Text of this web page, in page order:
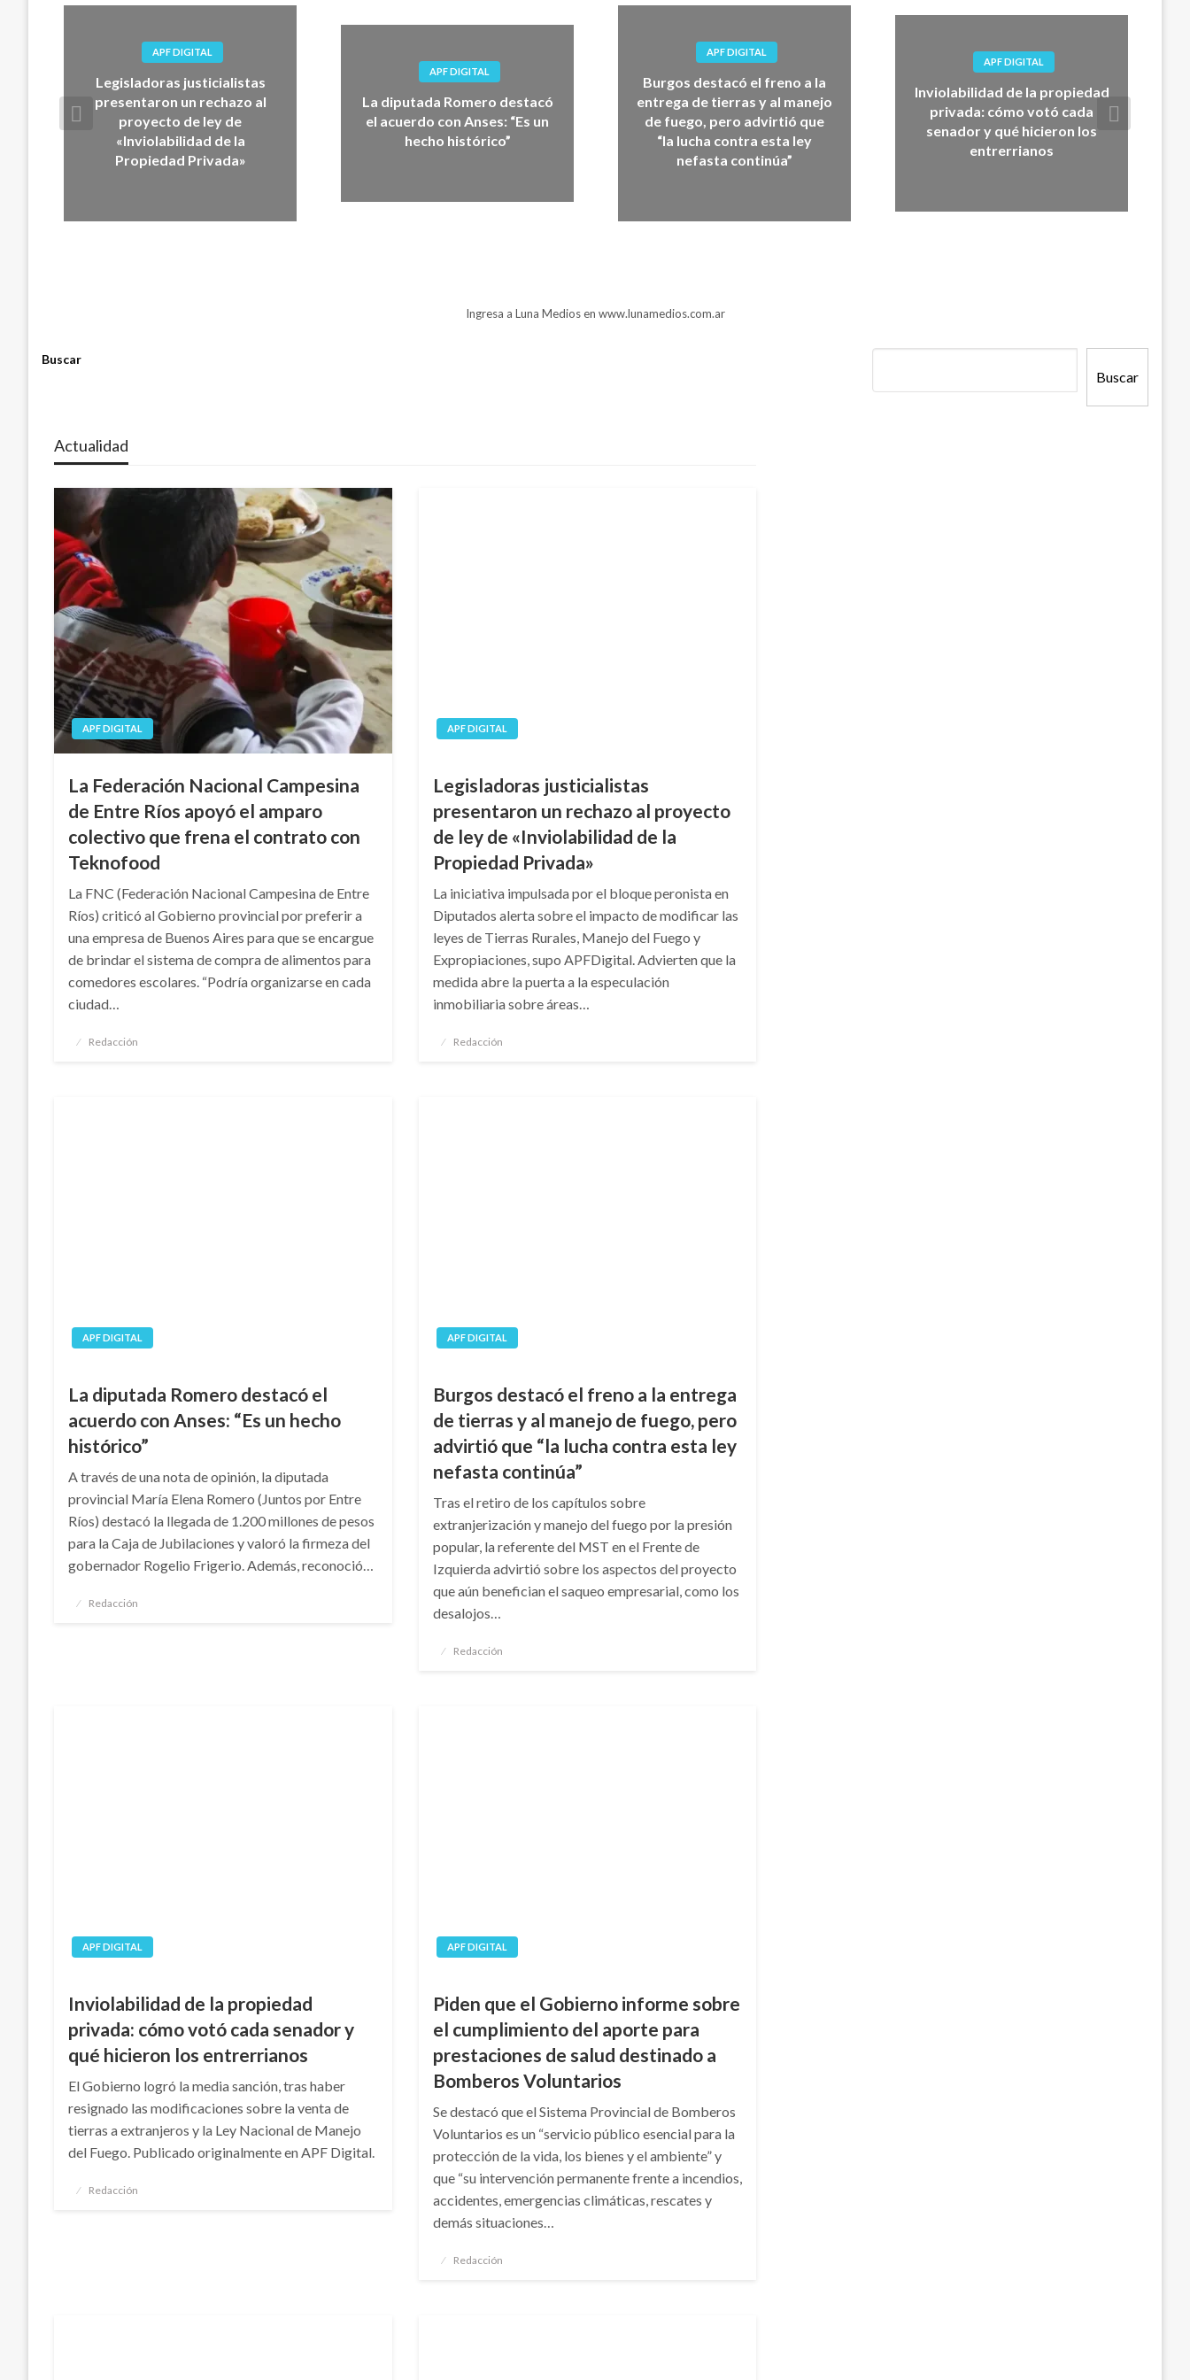
APF DIGITAL
Legisladoras justicialistas
presentaron un rechazo al
proyecto de ley de
«Inviolabilidad de la
Propiedad Privada»
APF DIGITAL
La diputada Romero destacó
el acuerdo con Anses: “Es un
hecho histórico”
APF DIGITAL
Burgos destacó el freno a la
entrega de tierras y al manejo
de fuego, pero advirtió que
“la lucha contra esta ley
nefasta continúa”
APF DIGITAL
Inviolabilidad de la propiedad
privada: cómo votó cada
senador y qué hicieron los
entrerrianos
Ingresa a Luna Medios en www.lunamedios.com.ar
Buscar
Buscar
Actualidad
APF DIGITAL
La Federación Nacional Campesina
de Entre Ríos apoyó el amparo
colectivo que frena el contrato con
Teknofood
La FNC (Federación Nacional Campesina de Entre
Ríos) criticó al Gobierno provincial por preferir a
una empresa de Buenos Aires para que se encargue
de brindar el sistema de compra de alimentos para
comedores escolares. “Podría organizarse en cada
ciudad…
Publicado
Redacción
APF DIGITAL
Legisladoras justicialistas
presentaron un rechazo al proyecto
de ley de «Inviolabilidad de la
Propiedad Privada»
La iniciativa impulsada por el bloque peronista en
Diputados alerta sobre el impacto de modificar las
leyes de Tierras Rurales, Manejo del Fuego y
Expropiaciones, supo APFDigital. Advierten que la
medida abre la puerta a la especulación
inmobiliaria sobre áreas…
Publicado
Redacción
APF DIGITAL
La diputada Romero destacó el
acuerdo con Anses: “Es un hecho
histórico”
A través de una nota de opinión, la diputada
provincial María Elena Romero (Juntos por Entre
Ríos) destacó la llegada de 1.200 millones de pesos
para la Caja de Jubilaciones y valoró la firmeza del
gobernador Rogelio Frigerio. Además, reconoció…
Publicado
Redacción
APF DIGITAL
Burgos destacó el freno a la entrega
de tierras y al manejo de fuego, pero
advirtió que “la lucha contra esta ley
nefasta continúa”
Tras el retiro de los capítulos sobre
extranjerización y manejo del fuego por la presión
popular, la referente del MST en el Frente de
Izquierda advirtió sobre los aspectos del proyecto
que aún benefician el saqueo empresarial, como los
desalojos…
Publicado
Redacción
APF DIGITAL
Inviolabilidad de la propiedad
privada: cómo votó cada senador y
qué hicieron los entrerrianos
El Gobierno logró la media sanción, tras haber
resignado las modificaciones sobre la venta de
tierras a extranjeros y la Ley Nacional de Manejo
del Fuego. Publicado originalmente en APF Digital.
Publicado
Redacción
APF DIGITAL
Piden que el Gobierno informe sobre
el cumplimiento del aporte para
prestaciones de salud destinado a
Bomberos Voluntarios
Se destacó que el Sistema Provincial de Bomberos
Voluntarios es un “servicio público esencial para la
protección de la vida, los bienes y el ambiente” y
que “su intervención permanente frente a incendios,
accidentes, emergencias climáticas, rescates y
demás situaciones…
Publicado
Redacción